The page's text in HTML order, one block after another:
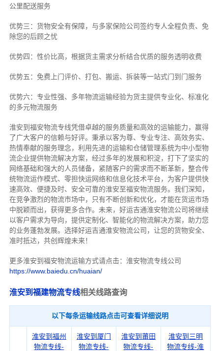
公里配送服务
优势三：货物安全有保障，与多家保险公司签约专人全程负责、免
除您的后顾之忧
优势四：性价比高，根据货主需求分析结合优质的服务透明收费
优势五：免费上门评价、打包、搬运、拆装等一站式门到门服务
优势六：专业性强、多年物流运输经验为货主提供专业化、标准化
的多元物流服务
淮安到福安物流专线凭借卓越的服务质量和高效的运输能力，赢得
了广大客户的信赖与好评。 秉承以客为尊、专业专注、高效务实、
热情奉献的服务理念，利用先进的运输和仓储管理系统为中小型物
流企业提供物流解决方案，经过多年的发展和积淀，打下了坚实的
网络基础和强大的人员储备，紧随客户的需求而不断革新，整合传
统物流运作模式、零担快运网络和信息化技术平台，为客户提供快
速高效、便捷及时、安全可靠的淮安至福安物流服务。 我们深知，
在竞争激烈的物流市场中，只有不断创新和优化，才能在货运市场
中脱颖而出，获得更多合作。 未来，好运吉通淮安物流公司将继续
以客户需求为导向，提供定制化、智能化的物流解决方案，助力您
的业务蓬勃发展。选择好运吉通淮安物流公司，让您的货物安全、
准时抵达，共创辉煌未来！
更多淮安到福安物流运输方式请点击：淮安物流专线公司
https://www.baiedu.cn/huaian/
淮安到福建物流专线相关线路查询
以下每条运输线路点击可查看详细说明
淮安到福州
物流专线-
淮安到厦门
物流专线-
淮安到莆田
物流专线-
淮安到三明
物流专线-淮